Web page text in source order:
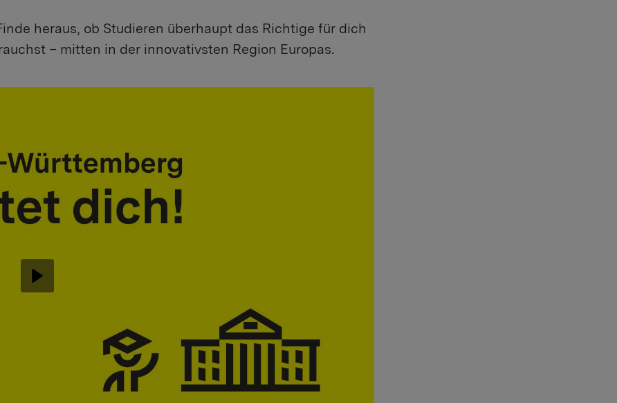
heraus, ob Studieren überhaupt das Richtige für dich
– mitten in der innovativsten Region Europas.
Abspielen